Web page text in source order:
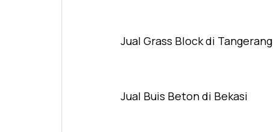
Jual Grass Block di Tangerang
Jual Buis Beton di Bekasi